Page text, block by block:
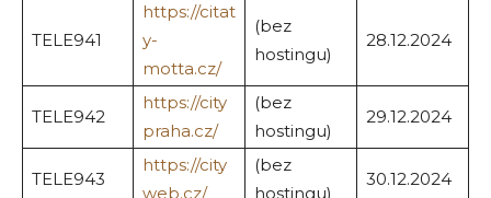
TELE941
https://citat
y-
motta.cz/
(bez
hostingu)
28.12.2024
TELE942
https://city
praha.cz/
(bez
hostingu)
29.12.2024
TELE943
https://city
web.cz/
(bez
hostingu)
30.12.2024